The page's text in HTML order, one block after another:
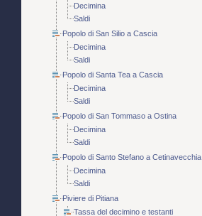
Decimina
Saldi
Popolo di San Silio a Cascia
Decimina
Saldi
Popolo di Santa Tea a Cascia
Decimina
Saldi
Popolo di San Tommaso a Ostina
Decimina
Saldi
Popolo di Santo Stefano a Cetinavecchia
Decimina
Saldi
Piviere di Pitiana
Tassa del decimino e testanti